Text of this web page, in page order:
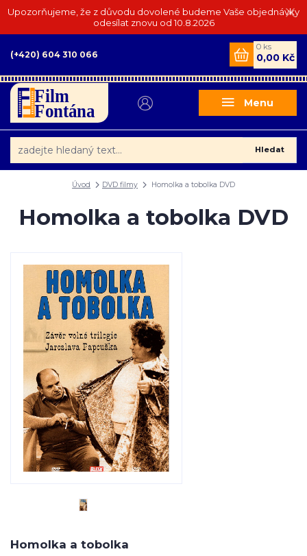
Upozorňujeme, že z důvodu dovolené budeme Vaše objednávky
odesílat znovu od 10.8.2026
Menu
Hledat
(+420) 604 310 066
0 ks
0,00 Kč
Úvod DVD filmy Homolka a tobolka DVD
Homolka a tobolka DVD
Homolka a tobolka